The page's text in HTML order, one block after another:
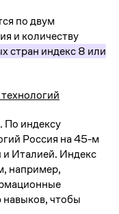
по двум
и количеству
стран индекс 8 или
По индексу
Россия на 45-м
и Италией. Индекс
например,
навыков, чтобы